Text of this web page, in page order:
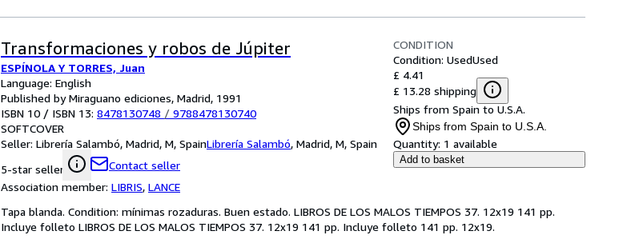
Transformaciones y robos de Júpiter
ESPÍNOLA Y TORRES, Juan
Language: English
Published by Miraguano ediciones, Madrid, 1991
ISBN 10 / ISBN 13: 8478130748 / 9788478130740
SOFTCOVER
Seller: Librería Salambó, Madrid, M, SpainLibrería Salambó, Madrid, M, Spain
5-star seller
Contact seller
Association member: LIBRIS, LANCE
CONDITION
Condition: UsedUsed
£ 4.41
£ 13.28 shipping
Ships from Spain to U.S.A.
Ships from Spain to U.S.A.
Quantity: 1 available
Add to basket
Tapa blanda. Condition: mínimas rozaduras. Buen estado. LIBROS DE LOS MALOS TIEMPOS 37. 12x19 141 pp.
Incluye folleto LIBROS DE LOS MALOS TIEMPOS 37. 12x19 141 pp. Incluye folleto 141 pp. 12x19.